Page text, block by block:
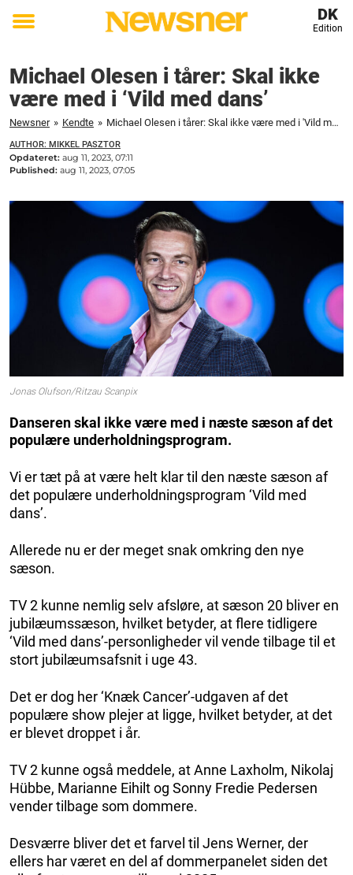
Toggle
DK
Edition
Michael Olesen i tårer: Skal ikke
være med i ‘Vild med dans’
Newsner » Kendte » Michael Olesen i tårer: Skal ikke være med i 'Vild med dans'
AUTHOR: MIKKEL PASZTOR
Opdateret: aug 11, 2023, 07:11
Published: aug 11, 2023, 07:05
Jonas Olufson/Ritzau Scanpix
Danseren skal ikke være med i næste sæson af det
populære underholdningsprogram.
Vi er tæt på at være helt klar til den næste sæson af
det populære underholdningsprogram ‘Vild med
dans’.
Allerede nu er der meget snak omkring den nye
sæson.
TV 2 kunne nemlig selv afsløre, at sæson 20 bliver en
jubilæumssæson, hvilket betyder, at flere tidligere
‘Vild med dans’-personligheder vil vende tilbage til et
stort jubilæumsafsnit i uge 43.
Det er dog her ‘Knæk Cancer’-udgaven af det
populære show plejer at ligge, hvilket betyder, at det
er blevet droppet i år.
TV 2 kunne også meddele, at Anne Laxholm, Nikolaj
Hübbe, Marianne Eihilt og Sonny Fredie Pedersen
vender tilbage som dommere.
Desværre bliver det et farvel til Jens Werner, der
ellers har været en del af dommerpanelet siden det